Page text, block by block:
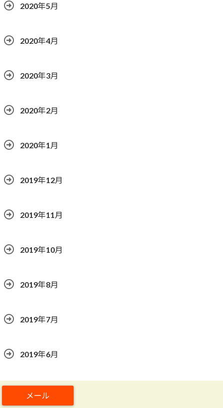
2020年5月
2020年4月
2020年3月
2020年2月
2020年1月
2019年12月
2019年11月
2019年10月
2019年8月
2019年7月
2019年6月